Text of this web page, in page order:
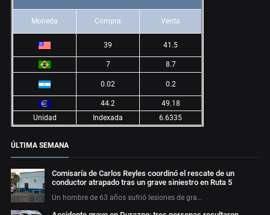
Moneda Compra Venta
39 41.5
7 8.7
0.02 0.2
44.2
49.18
Unidad
Indexada 6.6335
ÚLTIMA SEMANA
Comisaría de Carlos Reyles coordinó el rescate de un
conductor atrapado tras un grave siniestro en Ruta 5
Un hombre de 63 años sufrió lesiones de gra…